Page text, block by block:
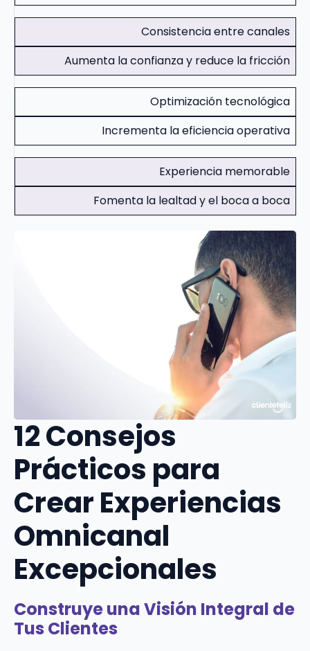
Consistencia entre canales
Aumenta la confianza y reduce la fricción
Optimización tecnológica
Incrementa la eficiencia operativa
Experiencia memorable
Fomenta la lealtad y el boca a boca
12 Consejos
Prácticos para
Crear Experiencias
Omnicanal
Excepcionales
Construye una Visión Integral de
Tus Clientes